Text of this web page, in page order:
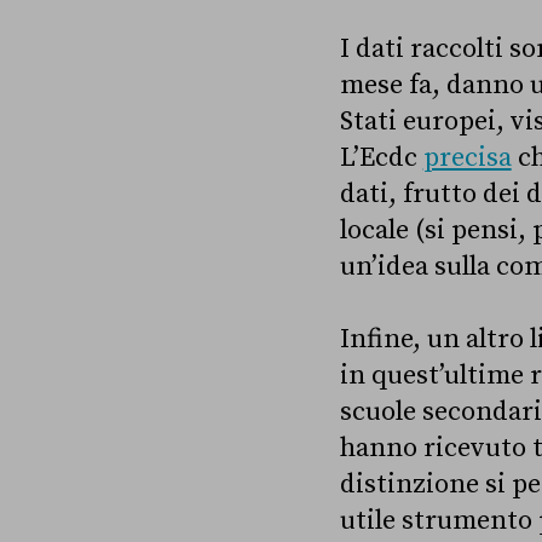
I dati raccolti
mese fa, danno
Stati europei,
L’Ecdc precisa
dati, frutto dei
locale (si pensi,
un’idea sulla
Infine, un altro
in quest’ultime
scuole
hanno ricevuto
distinzione si
utile strumento